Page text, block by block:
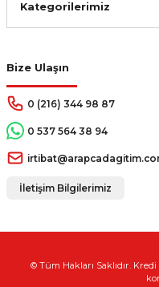
Bize Ulaşın
0 (216) 344 98 87
0 537 564 38 94
İletişim Bilgilerimiz
Kategorilerimiz
© Tüm Hakları Saklıdır.